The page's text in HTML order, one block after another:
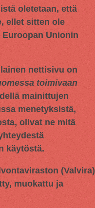
oletetaan, että
ellet sitten ole
Unionin
nettisivu on
toimivaan
mainittujen
menetyksistä,
olivat ne mitä
käytöstä.
(Valvira)
muokattu ja